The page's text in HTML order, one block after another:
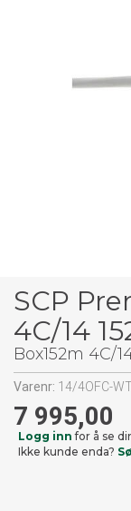
SCP
4C/14
Box152m 4C/
Varenr: 14/4OFC-
7 995,00
Logg inn for å se
Ikke kunde enda?